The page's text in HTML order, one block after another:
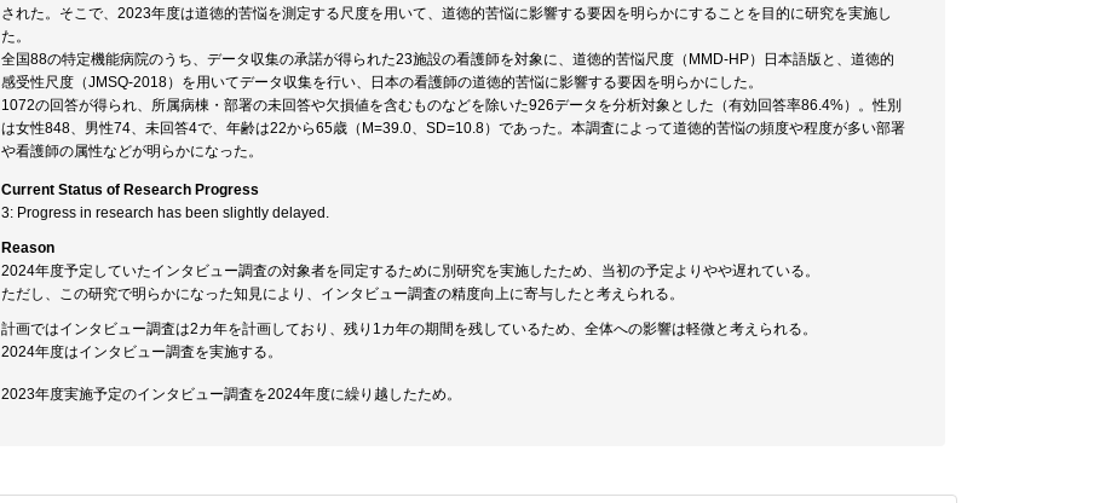
された。そこで、2023年度は道徳的苦悩を測定する尺度を用いて、道徳的苦悩に影響する要因を明らかにすることを目的に研究を実施し
た。
全国88の特定機能病院のうち、データ収集の承諾が得られた23施設の看護師を対象に、道徳的苦悩尺度（MMD-HP）日本語版と、道徳的
感受性尺度（JMSQ-2018）を用いてデータ収集を行い、日本の看護師の道徳的苦悩に影響する要因を明らかにした。
1072の回答が得られ、所属病棟・部署の未回答や欠損値を含むものなどを除いた926データを分析対象とした（有効回答率86.4%）。性別
は女性848、男性74、未回答4で、年齢は22から65歳（M=39.0、SD=10.8）であった。本調査によって道徳的苦悩の頻度や程度が多い部署
や看護師の属性などが明らかになった。
Current Status of Research Progress
3: Progress in research has been slightly delayed.
Reason
2024年度予定していたインタビュー調査の対象者を同定するために別研究を実施したため、当初の予定よりやや遅れている。
ただし、この研究で明らかになった知見により、インタビュー調査の精度向上に寄与したと考えられる。
計画ではインタビュー調査は2カ年を計画しており、残り1カ年の期間を残しているため、全体への影響は軽微と考えられる。
2024年度はインタビュー調査を実施する。
2023年度実施予定のインタビュー調査を2024年度に繰り越したため。